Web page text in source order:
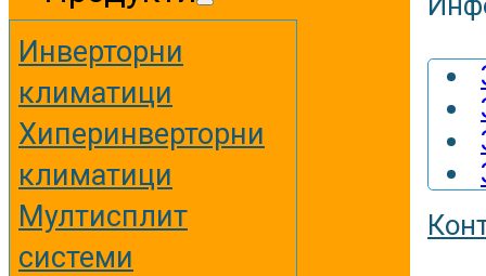
Инверторни
климатици
Хиперинверторни
климатици
Мултисплит
системи